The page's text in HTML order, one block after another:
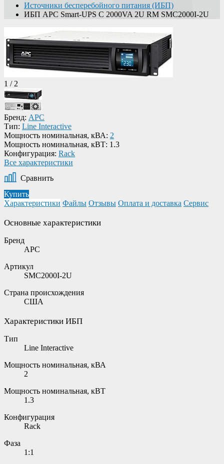
Источники бесперебойного питания (ИБП)
ИБП APC Smart-UPS C 2000VA 2U RM SMC2000I-2U
1 / 2
Бренд: APC
Тип: Line Interactive
Мощность номинальная, кВА: 2
Мощность номинальная, кВТ: 1.3
Конфигурация: Rack
Все характеристики
Сравнить
Купить
Характеристики Файлы Отзывы Оплата и доставка Сервис
Основные характеристики
Бренд
APC
Артикул
SMC2000I-2U
Страна происхождения
США
Характеристики ИБП
Тип
Line Interactive
Мощность номинальная, кВА
2
Мощность номинальная, кВТ
1.3
Конфигурация
Rack
Фаза
1:1